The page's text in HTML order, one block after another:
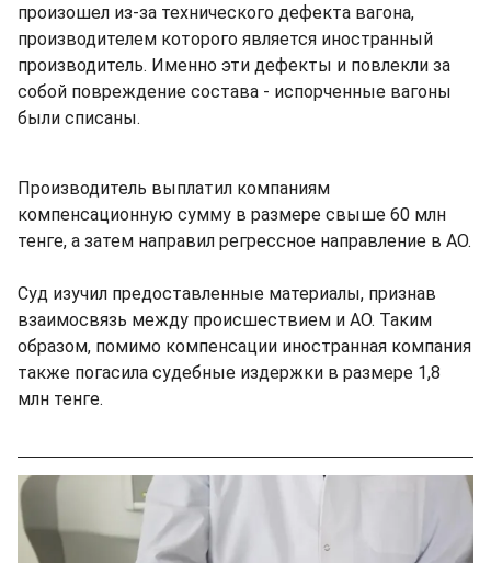
произошел из-за технического дефекта вагона,
производителем которого является иностранный
производитель. Именно эти дефекты и повлекли за
собой повреждение состава - испорченные вагоны
были списаны.
Производитель выплатил компаниям
компенсационную сумму в размере свыше 60 млн
тенге, а затем направил регрессное направление в АО.
Суд изучил предоставленные материалы, признав
взаимосвязь между происшествием и АО. Таким
образом, помимо компенсации иностранная компания
также погасила судебные издержки в размере 1,8
млн тенге.